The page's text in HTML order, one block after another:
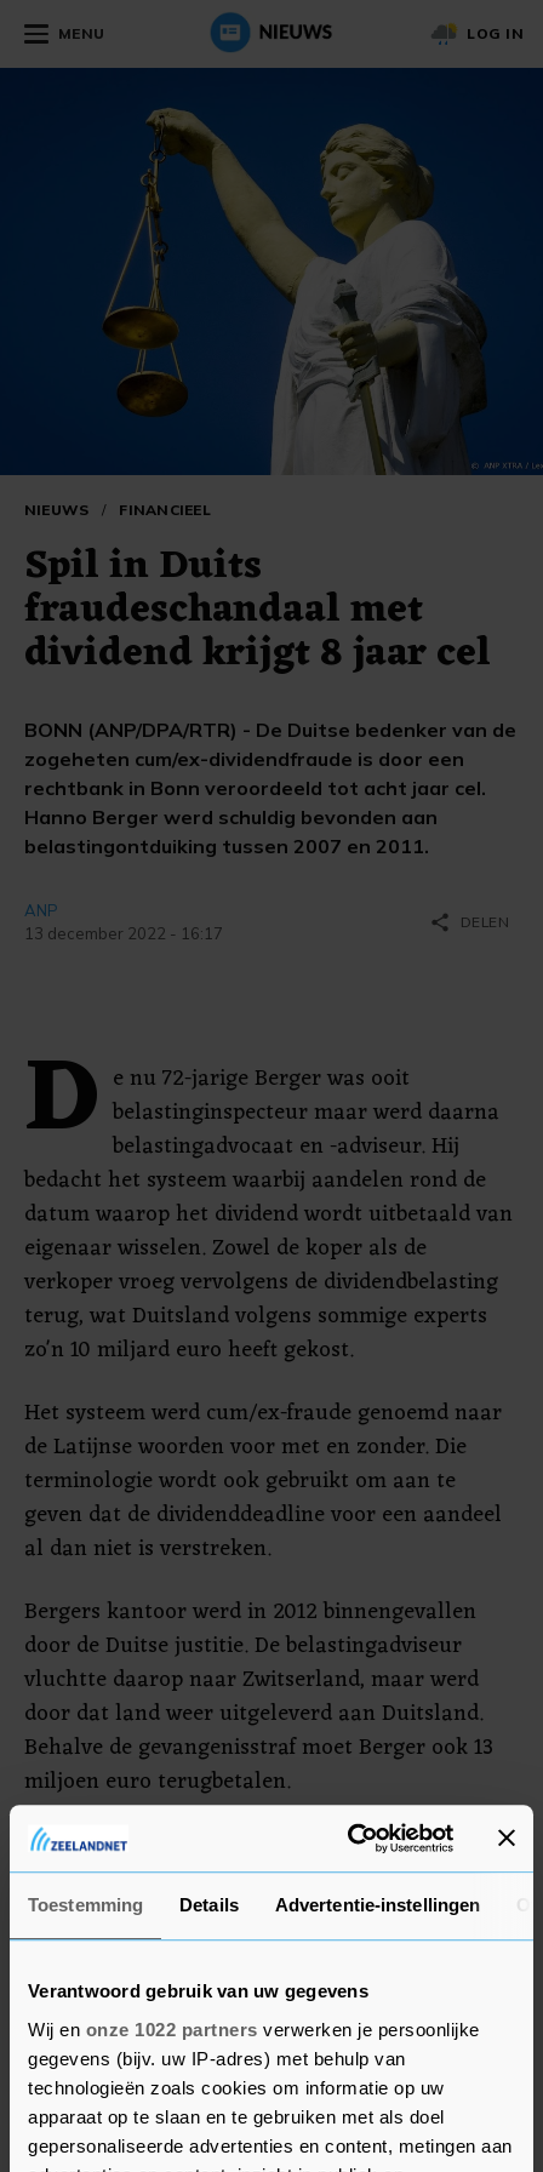
Toestemming Details Advertentie-instellingen
Verantwoord gebruik van uw gegevens
Wij en onze 1022 partners verwerken je persoonlijke
gegevens (bijv. uw IP-adres) met behulp van
technologieën zoals cookies om informatie op uw
apparaat op te slaan en te gebruiken met als doel
gepersonaliseerde advertenties en content, metingen aan
MENU LOG IN
NIEUWS / FINANCIEEL
Spil in Duits
fraudeschandaal met
dividend krijgt 8 jaar cel
BONN (ANP/DPA/RTR) - De Duitse bedenker van de
zogeheten cum/ex-dividendfraude is door een
rechtbank in Bonn veroordeeld tot acht jaar cel.
Hanno Berger werd schuldig bevonden aan
belastingontduiking tussen 2007 en 2011.
ANP
13 december 2022 - 16:17
share DELEN
D e nu 72-jarige Berger was ooit
belastinginspecteur maar werd daarna
belastingadvocaat en -adviseur. Hij
bedacht het systeem waarbij aandelen rond de
datum waarop het dividend wordt uitbetaald van
eigenaar wisselen. Zowel de koper als de
verkoper vroeg vervolgens de dividendbelasting
terug, wat Duitsland volgens sommige experts
zo'n 10 miljard euro heeft gekost.
Het systeem werd cum/ex-fraude genoemd naar
de Latijnse woorden voor met en zonder. Die
terminologie wordt ook gebruikt om aan te
geven dat de dividenddeadline voor een aandeel
al dan niet is verstreken.
Bergers kantoor werd in 2012 binnengevallen
door de Duitse justitie. De belastingadviseur
vluchtte daarop naar Zwitserland, maar werd
door dat land weer uitgeleverd aan Duitsland.
Behalve de gevangenisstraf moet Berger ook 13
miljoen euro terugbetalen.
Ook de Nederlandse bank ABN AMRO werd door
Duitsland onderzocht, net als de voormalige
bank Fortis, die is opgegaan in ABN AMRO. ABN
AMRO zei aan alle onderzoeken te hebben
meegewerkt en ook aan alle
belastingverplichtingen in Duitsland te hebben
voldaan.